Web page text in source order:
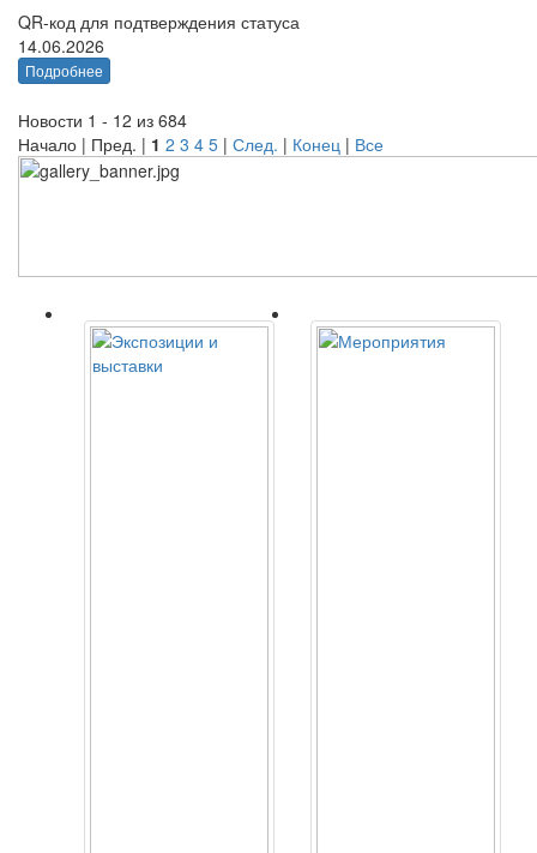
QR-код для подтверждения статуса
14.06.2026
Подробнее
Новости 1 - 12 из 684
Начало | Пред. | 1 2 3 4 5 | След. | Конец | Все